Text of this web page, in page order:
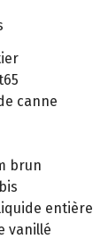
canne
brun
entière
vanillé